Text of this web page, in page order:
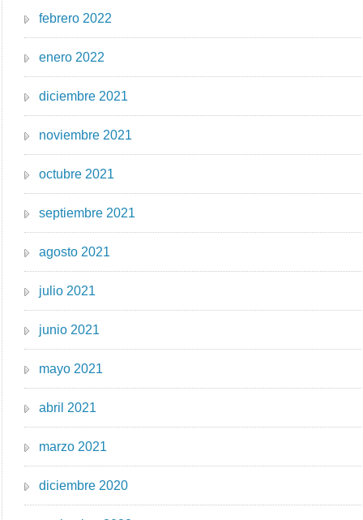
febrero 2022
enero 2022
diciembre 2021
noviembre 2021
octubre 2021
septiembre 2021
agosto 2021
julio 2021
junio 2021
mayo 2021
abril 2021
marzo 2021
diciembre 2020